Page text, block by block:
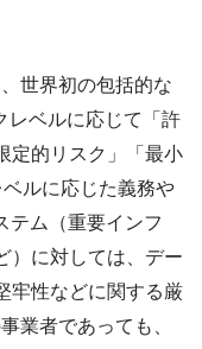
世界初の包括的な
レベルに応じて「許
定的リスク」「最小
ルに応じた義務や
テム（重要インフ
）に対しては、デー
牢性などに関する厳
業者であっても、